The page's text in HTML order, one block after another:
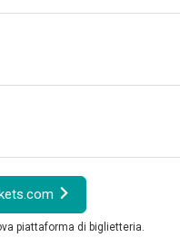
piattaforma di biglietteria.